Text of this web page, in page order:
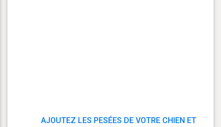
AJOUTEZ LES PESÉES DE VOTRE CHIEN ET